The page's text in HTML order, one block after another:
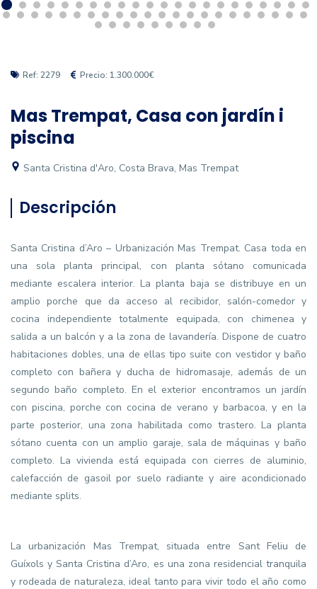
Ref: 2279 Precio: 1.300.000€
Mas Trempat, Casa con jardín i
piscina
Santa Cristina d'Aro, Costa Brava, Mas Trempat
Descripción
Santa Cristina d’Aro – Urbanización Mas Trempat. Casa toda en
una sola planta principal, con planta sótano comunicada
mediante escalera interior. La planta baja se distribuye en un
amplio porche que da acceso al recibidor, salón-comedor y
cocina independiente totalmente equipada, con chimenea y
salida a un balcón y a la zona de lavandería. Dispone de cuatro
habitaciones dobles, una de ellas tipo suite con vestidor y baño
completo con bañera y ducha de hidromasaje, además de un
segundo baño completo. En el exterior encontramos un jardín
con piscina, porche con cocina de verano y barbacoa, y en la
parte posterior, una zona habilitada como trastero. La planta
sótano cuenta con un amplio garaje, sala de máquinas y baño
completo. La vivienda está equipada con cierres de aluminio,
calefacción de gasoil por suelo radiante y aire acondicionado
mediante splits.
La urbanización Mas Trempat, situada entre Sant Feliu de
Guíxols y Santa Cristina d’Aro, es una zona residencial tranquila
y rodeada de naturaleza, ideal tanto para vivir todo el año como